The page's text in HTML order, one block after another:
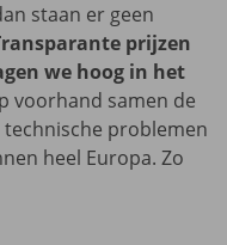
staan er geen
prijzen
we hoog in het
voorhand samen de
technische problemen
heel Europa. Zo